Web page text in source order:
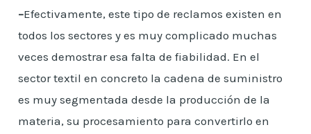
–Efectivamente, este tipo de reclamos existen en
todos los sectores y es muy complicado muchas
veces demostrar esa falta de fiabilidad. En el
sector textil en concreto la cadena de suministro
es muy segmentada desde la producción de la
materia, su procesamiento para convertirlo en